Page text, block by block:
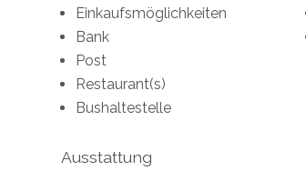
Einkaufsmöglichkeiten
Bank
Post
Restaurant(s)
Bushaltestelle
Ausstattung